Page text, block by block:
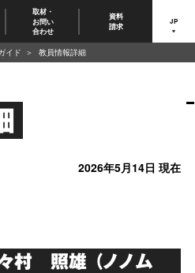
取材・
お問い
合わせ
資料
請求
JP
2026年5月14日 現在
村 照雄 （ノノム
イド 教員情報詳細